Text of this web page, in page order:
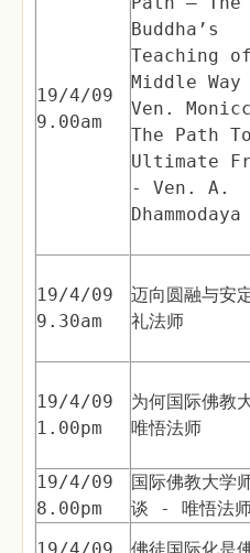
19/4/09
9.00am
Buddha’s
Teaching of
Middle
Ven.
The Path
Ultimate
- Ven. A.
Dhammodaya
19/4/09
9.30am
迈向圆融与
礼法师
19/4/09
1.00pm
为何国际佛教
唯悟法师
19/4/09
8.00pm
国际佛教大学
谈 - 唯悟法